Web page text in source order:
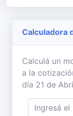
Calculadora
Calculá un
a la
día 21 de